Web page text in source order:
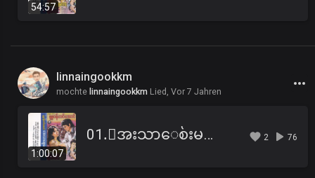
54:57
linnaingookkm
mochte linnaingookkm Lied, Vor 7 Jahren
1:00:07
01.ေအးသာေစ်းမလာရ ဇာတ္လမ္း (ပထမပိုင္း).mp3 2 76